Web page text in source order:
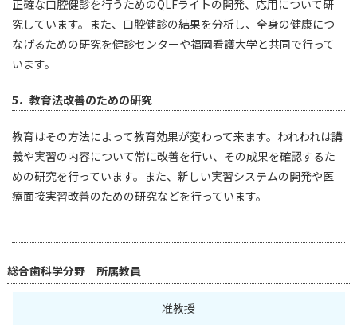
正確な口腔健診を行うためのQLFライトの開発、応用について研
究しています。また、口腔健診の結果を分析し、全身の健康につ
なげるための研究を健診センターや福岡看護大学と共同で行って
います。
5．教育法改善のための研究
教育はその方法によって教育効果が変わって来ます。われわれは講
義や実習の内容について常に改善を行い、その成果を確認するた
めの研究を行っています。また、新しい実習システムの開発や医
療面接実習改善のための研究などを行っています。
総合歯科学分野 所属教員
准教授